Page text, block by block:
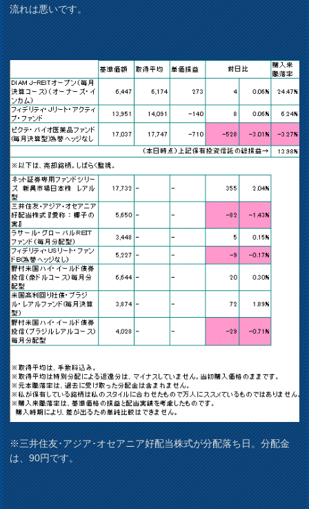
流れは悪いです。
※三井住友･アジア･オセアニア好配当株式が分配落ち日。分配金
は、90円です。